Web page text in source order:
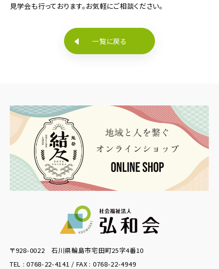
見学会も行っております。お気軽にご相談ください。
一覧に戻る
〒928-0022 石川県輪島市宅田町25字4番10
TEL : 0768-22-4141 / FAX : 0768-22-4949